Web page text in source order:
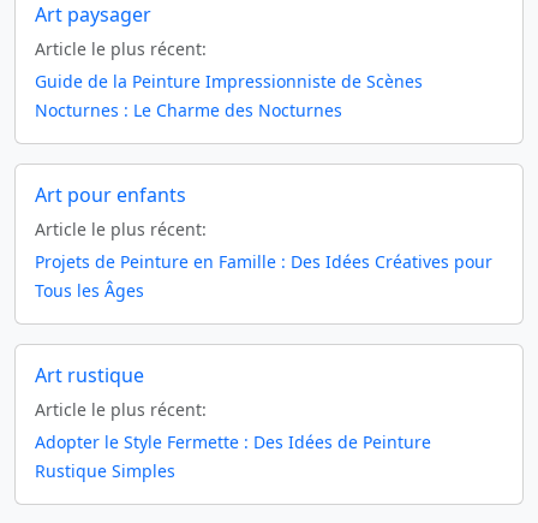
Art paysager
Article le plus récent:
Guide de la Peinture Impressionniste de Scènes
Nocturnes : Le Charme des Nocturnes
Art pour enfants
Article le plus récent:
Projets de Peinture en Famille : Des Idées Créatives pour
Tous les Âges
Art rustique
Article le plus récent:
Adopter le Style Fermette : Des Idées de Peinture
Rustique Simples